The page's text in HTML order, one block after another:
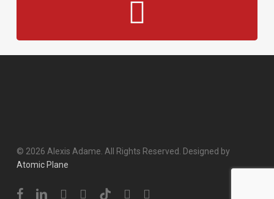
© 2026 Alexis Adame. All Rights Reserved. Designed by
Atomic Plane
facebooklinkedinyoutubeinstagram
tiktok phoneemail